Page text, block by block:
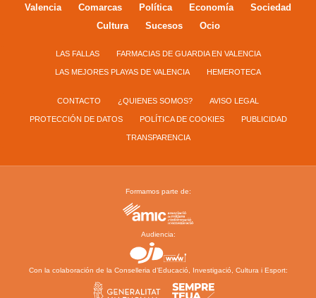
Valencia Comarcas Política Economía
Sociedad
Cultura
Sucesos Ocio
LAS FALLAS FARMACIAS DE GUARDIA EN VALENCIA
LAS MEJORES PLAYAS DE VALENCIA HEMEROTECA
CONTACTO ¿QUIENES SOMOS? AVISO LEGAL
PROTECCIÓN DE DATOS POLÍTICA DE COOKIES PUBLICIDAD
TRANSPARENCIA
Formamos parte de:
Audiencia:
Con la colaboración de la Conselleria d’Educació, Investigació, Cultura i Esport: